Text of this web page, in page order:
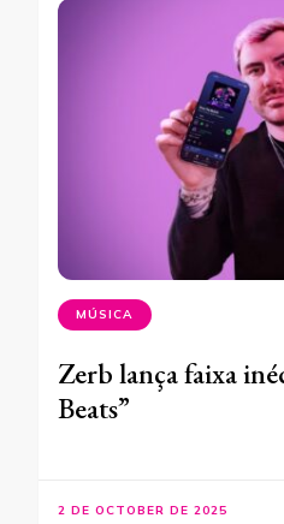
MÚSICA
Zerb lança faixa
Beats”
2 DE OCTOBER DE 2025